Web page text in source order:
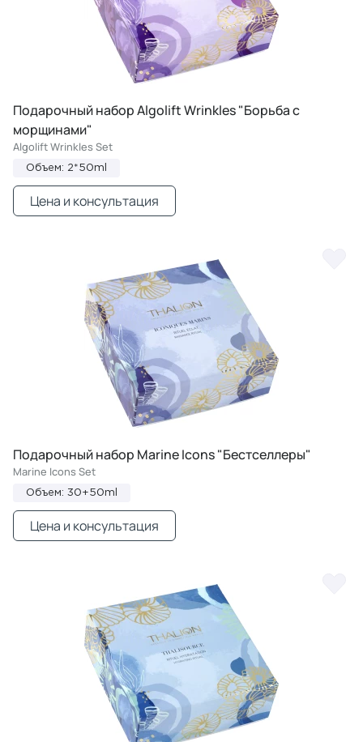
Подарочный набор Algolift Wrinkles "Борьба с
морщинами"
Algolift Wrinkles Set
Объем: 2*50ml
Цена и консультация
Подарочный набор Marine Icons "Бестселлеры"
Marine Icons Set
Объем: 30+50ml
Цена и консультация